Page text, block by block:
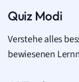
Quiz Modi
Verstehe alles
bewiesenen